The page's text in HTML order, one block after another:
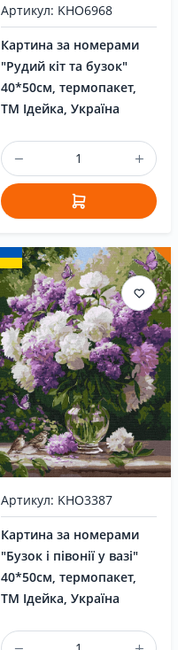
Артикул: KHO6968
Картина за номерами
"Рудий кіт та бузок"
40*50см, термопакет,
ТМ Ідейка, Україна
Артикул: KHO3387
Картина за номерами
"Бузок і півонії у вазі"
40*50см, термопакет,
ТМ Ідейка, Україна